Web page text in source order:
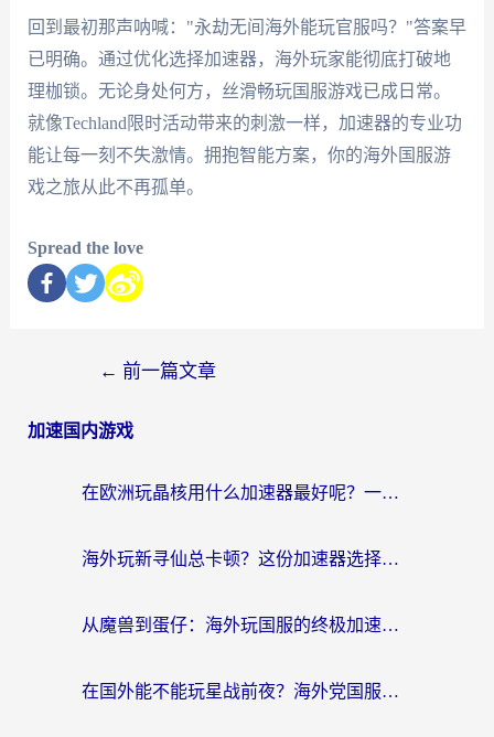
回到最初那声呐喊："永劫无间海外能玩官服吗？"答案早
已明确。通过优化选择加速器，海外玩家能彻底打破地
理枷锁。无论身处何方，丝滑畅玩国服游戏已成日常。
就像Techland限时活动带来的刺激一样，加速器的专业功
能让每一刻不失激情。拥抱智能方案，你的海外国服游
戏之旅从此不再孤单。
Spread the love
← 前一篇文章
加速国内游戏
在欧洲玩晶核用什么加速器最好呢？一个老玩家的真心话
海外玩新寻仙总卡顿？这份加速器选择指南让你秒回国服流畅体验
从魔兽到蛋仔：海外玩国服的终极加速指南，找到你的专属高速通道
在国外能不能玩星战前夜？海外党国服游戏不卡顿的秘密武器在这里